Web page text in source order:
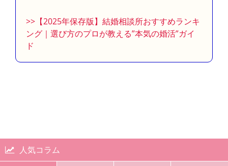
>>【2025年保存版】結婚相談所おすすめランキ
ング｜選び方のプロが教える”本気の婚活”ガイ
ド
人気コラム